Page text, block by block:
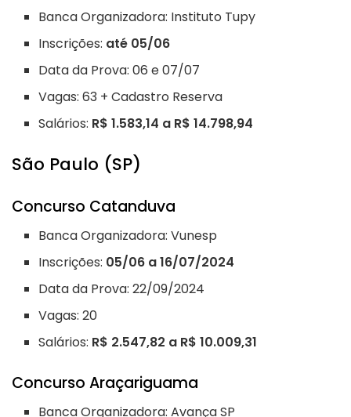
Banca Organizadora: Instituto Tupy
Inscrições: até 05/06
Data da Prova: 06 e 07/07
Vagas: 63 + Cadastro Reserva
Salários: R$ 1.583,14 a R$ 14.798,94
São Paulo (SP)
Concurso Catanduva
Banca Organizadora: Vunesp
Inscrições: 05/06 a 16/07/2024
Data da Prova: 22/09/2024
Vagas: 20
Salários: R$ 2.547,82 a R$ 10.009,31
Concurso Araçariguama
Banca Organizadora: Avança SP